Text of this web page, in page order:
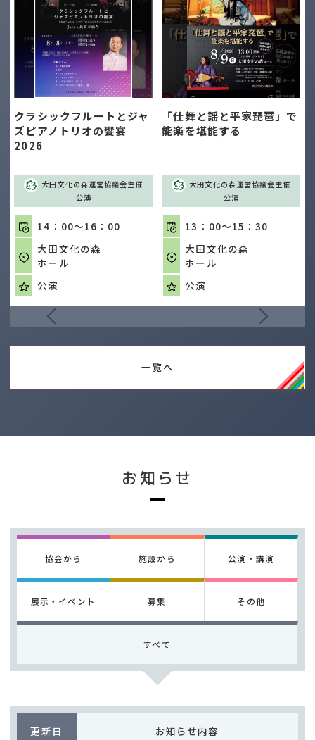
クラシックフルートとジャ
ズピアノトリオの饗宴
2026
大田文化の森運営協議会主催
公演
14：00～16：00
大田文化の森
ホール
公演
「仕舞と謡と平家琵琶」で
能楽を堪能する
大田文化の森運営協議会主催
公演
13：00～15：30
大田文化の森
ホール
公演
一覧へ
お知らせ
協会から 施設から 公演・講演
展示・イベント 募集 その他
すべて
更新日 お知らせ内容